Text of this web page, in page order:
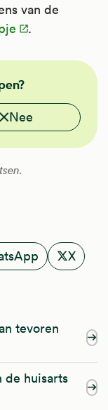
van de
.
Nee
X
tevoren
de huisarts